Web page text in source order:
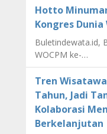
Hotto
Kongres Dunia
Buletindewata.id,
WOCPM ke-…
Tren
Tahun, Jadi
Kolaborasi
Berkelanjutan